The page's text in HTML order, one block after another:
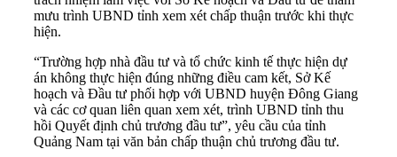
mưu trình UBND tỉnh xem xét chấp thuận trước khi thực
hiện.
“Trường hợp nhà đầu tư và tổ chức kinh tế thực hiện dự
án không thực hiện đúng những điều cam kết, Sở Kế
hoạch và Đầu tư phối hợp với UBND huyện Đông Giang
và các cơ quan liên quan xem xét, trình UBND tỉnh thu
hồi Quyết định chủ trương đầu tư”, yêu cầu của tỉnh
Quảng Nam tại văn bản chấp thuận chủ trương đầu tư.